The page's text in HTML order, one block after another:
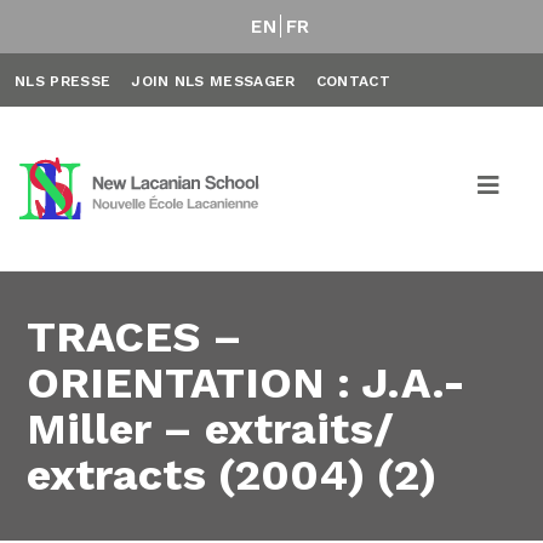
EN FR
NLS PRESSE JOIN NLS MESSAGER CONTACT
TRACES –
ORIENTATION : J.A.-
Miller – extraits/
extracts (2004) (2)